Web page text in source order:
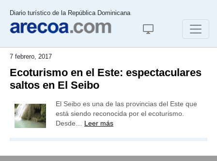
Diario turístico de la República Dominicana
7 febrero, 2017
Ecoturismo en el Este: espectaculares
saltos en El Seibo
El Seibo es una de las provincias del Este que
está siendo reconocida por el ecoturismo.
Desde… Leer más